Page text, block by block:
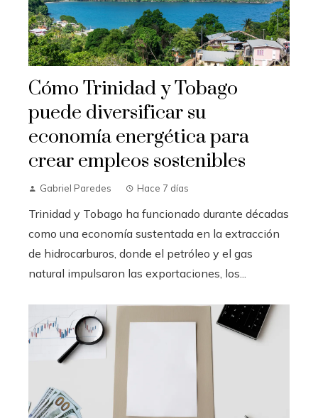
Cómo Trinidad y Tobago
puede diversificar su
economía energética para
crear empleos sostenibles
Gabriel Paredes Hace 7 días
Trinidad y Tobago ha funcionado durante décadas
como una economía sustentada en la extracción
de hidrocarburos, donde el petróleo y el gas
natural impulsaron las exportaciones, los...